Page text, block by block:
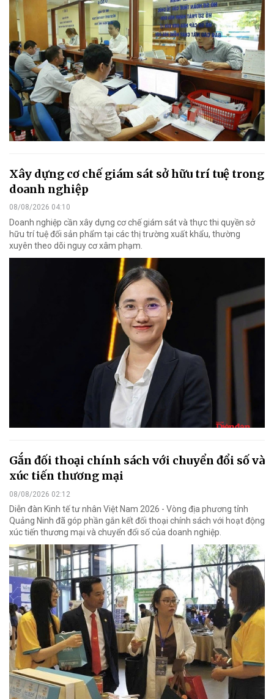
Xây dựng cơ chế giám sát sở hữu trí tuệ trong
doanh nghiệp
08/08/2026 04:10
Doanh nghiệp cần xây dựng cơ chế giám sát và thực thi quyền sở
hữu trí tuệ đối sản phẩm tại các thị trường xuất khẩu, thường
xuyên theo dõi nguy cơ xâm phạm.
Gắn đối thoại chính sách với chuyển đổi số và
xúc tiến thương mại
08/08/2026 02:12
Diễn đàn Kinh tế tư nhân Việt Nam 2026 - Vòng địa phương tỉnh
Quảng Ninh đã góp phần gắn kết đối thoại chính sách với hoạt động
xúc tiến thương mại và chuyển đổi số của doanh nghiệp.